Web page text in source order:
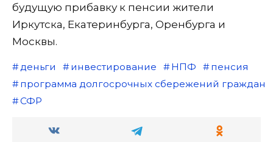
будущую прибавку к пенсии жители
Иркутска, Екатеринбурга, Оренбурга и
Москвы.
деньги инвестирование НПФ
пенсия
программа долгосрочных сбережений граждан
СФР